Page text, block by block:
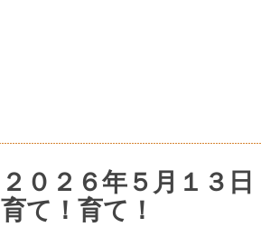
２０２６年５月１３日
育て！育て！